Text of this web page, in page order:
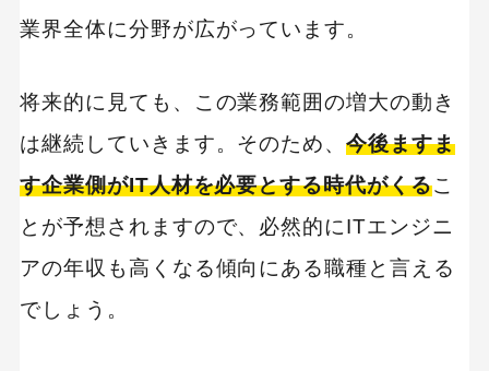
業界全体に分野が広がっています。
将来的に見ても、この業務範囲の増大の動き
は継続していきます。そのため、今後ますま
す企業側がIT人材を必要とする時代がくるこ
とが予想されますので、必然的にITエンジニ
アの年収も高くなる傾向にある職種と言える
でしょう。